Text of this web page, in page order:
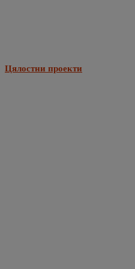
Цялостни проекти